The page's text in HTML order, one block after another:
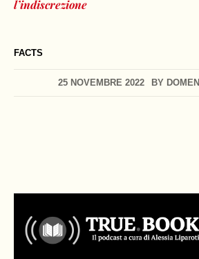
FACTS
25 NOVEMBRE 2022 BY
l’indiscrezione